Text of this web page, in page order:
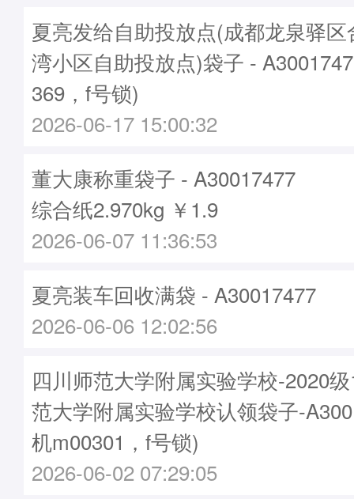
夏亮发给自助投放点(成都龙泉驿
湾小区自助投放点)袋子 -
369，f号锁)
2026-06-17 15:00:32
董大康称重袋子 - A30017477
综合纸2.970kg ￥1.9
2026-06-07 11:36:53
夏亮装车回收满袋 - A30017477
2026-06-06 12:02:56
四川师范大学附属实验学校-2020
范大学附属实验学校认领袋子-
机m00301，f号锁)
2026-06-02 07:29:05